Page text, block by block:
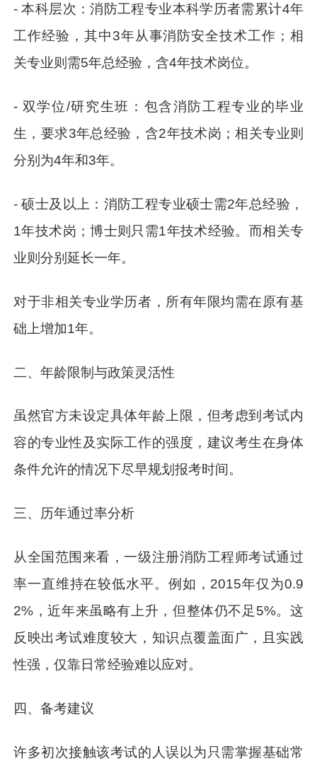
- 本科层次：消防工程专业本科学历者需累计4年
工作经验，其中3年从事消防安全技术工作；相
关专业则需5年总经验，含4年技术岗位。
- 双学位/研究生班：包含消防工程专业的毕业
生，要求3年总经验，含2年技术岗；相关专业则
分别为4年和3年。
- 硕士及以上：消防工程专业硕士需2年总经验，
1年技术岗；博士则只需1年技术经验。而相关专
业则分别延长一年。
对于非相关专业学历者，所有年限均需在原有基
础上增加1年。
二、年龄限制与政策灵活性
虽然官方未设定具体年龄上限，但考虑到考试内
容的专业性及实际工作的强度，建议考生在身体
条件允许的情况下尽早规划报考时间。
三、历年通过率分析
从全国范围来看，一级注册消防工程师考试通过
率一直维持在较低水平。例如，2015年仅为0.9
2%，近年来虽略有上升，但整体仍不足5%。这
反映出考试难度较大，知识点覆盖面广，且实践
性强，仅靠日常经验难以应对。
四、备考建议
许多初次接触该考试的人误以为只需掌握基础常